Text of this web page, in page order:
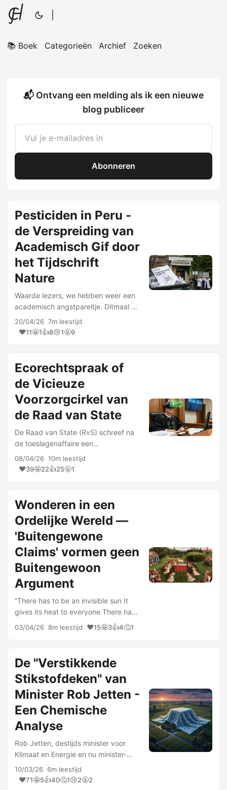
📚 Boek Categorieën Archief Zoeken
📬 Ontvang een melding als ik een nieuwe
blog publiceer
Abonneren
Pesticiden in Peru -
de Verspreiding van
Academisch Gif door
het Tijdschrift
Nature
Waarde lezers, we hebben weer een
academisch angstpareltje. Ditmaal uit
Nature, het tijdschrift dat in de
academische hiërarchie zo’n beetje
20/04/26 7m leestijd
❤️11🤩1👍8😢1🤬9
Ecorechtspraak of
de Vicieuze
Voorzorgcirkel van
de Raad van State
De Raad van State (RvS) schreef na
de toeslagenaffaire een
reflectierapport over tunnelvisie, het
belang van tegenspraak en de
rechtspraak. …
08/04/26 10m leestijd
❤️39🤩22👍25🤬1
Wonderen in een
Ordelijke Wereld —
'Buitengewone
Claims' vormen geen
Buitengewoon
Argument
“There has to be an invisible sun It
gives its heat to everyone There has
to be an invisible sun That gives us
hope when the whole day’s done”
“Extraordinary Claims Require …
03/04/26 8m leestijd ❤️15🤩3👍4🤔1
De "Verstikkende
Stikstofdeken" van
Minister Rob Jetten -
Een Chemische
Analyse
Rob Jetten, destijds minister voor
Klimaat en Energie en nu minister-
president, waarschuwde Nederland
voor een “verstikkende
10/03/26 6m leestijd
❤️71🤩5👍40🤔1😢2🤬2